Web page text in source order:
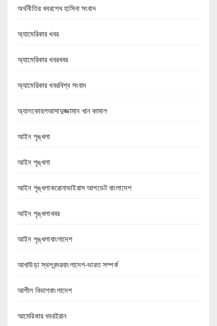
অর্থনীতির খবরশেখ হাসিনা সংবাদ
অ্যামেরিকার খবর
অ্যামেরিকার খবরখবর
অ্যামেরিকার খবরবিশ্ব সংবাদ
অ্যালকোহলআসাদুজ্জামান খান কামাল
আইন শৃঙ্খলা
আইন শৃঙ্খলা
আইন শৃঙ্খলাকরোনাভাইরাস আপডেট বাংলাদেশ
আইন শৃঙ্খলাখবর
আইন শৃঙ্খলাবাংলাদেশ
আখাউড়া স্থলবন্দরবাংলাদেশ-ভারত সম্পর্ক
আপীল বিভাগবাংলাদেশ
আমেরিকার খবরইরান